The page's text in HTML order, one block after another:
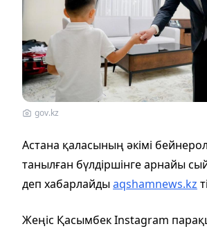
gov.kz
Астана қаласының әкімі
танылған бүлдіршінге арнайы
деп хабарлайдыaqshamnews.kz
Жеңіс Қасымбек Instagram